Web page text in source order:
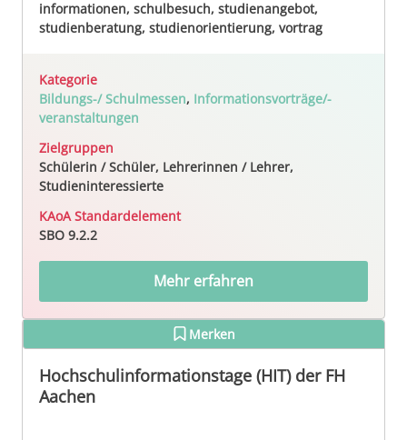
informationen, schulbesuch, studienangebot,
studienberatung, studienorientierung, vortrag
Kategorie
Bildungs-/ Schulmessen, Informationsvorträge/-
veranstaltungen
Zielgruppen
Schülerin / Schüler, Lehrerinnen / Lehrer,
Studieninteressierte
KAoA Standardelement
SBO 9.2.2
Mehr erfahren
Merken
Hochschulinformationstage (HIT) der FH
Aachen